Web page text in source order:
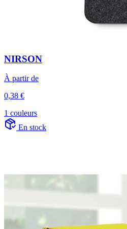
NIRSON
À partir de
0,38 €
1 couleurs
En stock